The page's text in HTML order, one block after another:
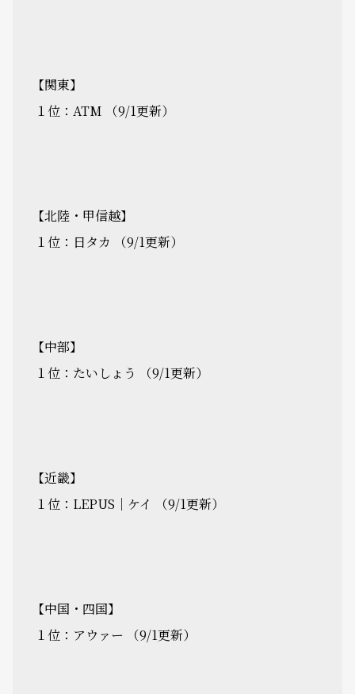
【関東】
１位：ATM （9/1更新）
【北陸・甲信越】
１位：日タカ （9/1更新）
【中部】
１位：たいしょう （9/1更新）
【近畿】
１位：LEPUS｜ケイ （9/1更新）
【中国・四国】
１位：アウァー （9/1更新）